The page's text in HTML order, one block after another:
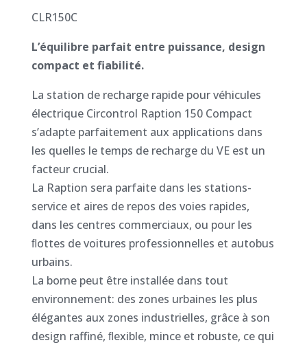
CLR150C
L’équilibre parfait entre puissance, design
compact et fiabilité.
La station de recharge rapide pour véhicules
électrique Circontrol Raption 150 Compact
s’adapte parfaitement aux applications dans
les quelles le temps de recharge du VE est un
facteur crucial.
La Raption sera parfaite dans les stations-
service et aires de repos des voies rapides,
dans les centres commerciaux, ou pour les
ﬂottes de voitures professionnelles et autobus
urbains.
La borne peut être installée dans tout
environnement: des zones urbaines les plus
élégantes aux zones industrielles, grâce à son
design raffiné, ﬂexible, mince et robuste, ce qui